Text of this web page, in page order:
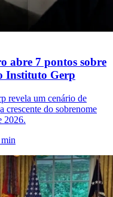
abre 7 pontos sobre
Instituto Gerp
revela um cenário de
crescente do sobrenome
2026.